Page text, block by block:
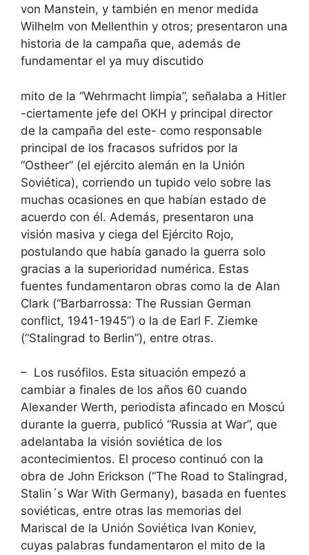
von Manstein, y también en menor medida
Wilhelm von Mellenthin y otros; presentaron una
historia de la campaña que, además de
fundamentar el ya muy discutido
mito de la “Wehrmacht limpia”, señalaba a Hitler
-ciertamente jefe del OKH y principal director
de la campaña del este- como responsable
principal de los fracasos sufridos por la
“Ostheer” (el ejército alemán en la Unión
Soviética), corriendo un tupido velo sobre las
muchas ocasiones en que habían estado de
acuerdo con él. Además, presentaron una
visión masiva y ciega del Ejército Rojo,
postulando que había ganado la guerra solo
gracias a la superioridad numérica. Estas
fuentes fundamentaron obras como la de Alan
Clark (“Barbarrossa: The Russian German
conflict, 1941-1945”) o la de Earl F. Ziemke
(“Stalingrad to Berlin”), entre otras.
– Los rusófilos. Esta situación empezó a
cambiar a finales de los años 60 cuando
Alexander Werth, periodista afincado en Moscú
durante la guerra, publicó “Russia at War”, que
adelantaba la visión soviética de los
acontecimientos. El proceso continuó con la
obra de John Erickson (“The Road to Stalingrad,
Stalin´s War With Germany), basada en fuentes
soviéticas, entre otras las memorias del
Mariscal de la Unión Soviética Ivan Koniev,
cuyas palabras fundamentaron el mito de la